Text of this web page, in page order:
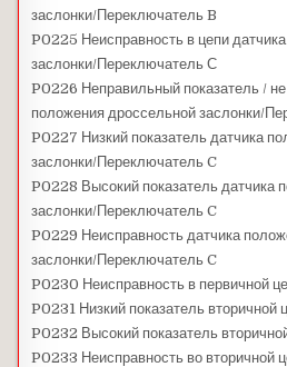
заслонки/Переключатель B
P0225 Неисправность в цепи
заслонки/Переключатель С
P0226 Неправильный показатель / не
положения дроссельной заслонки/
P0227 Низкий показатель датчика
заслонки/Переключатель C
P0228 Высокий показатель датчика
заслонки/Переключатель C
P0229 Неисправность датчика
заслонки/Переключатель C
P0230 Неисправность в первичной
P0231 Низкий показатель вторичной
P0232 Высокий показатель
P0233 Неисправность во вторичной